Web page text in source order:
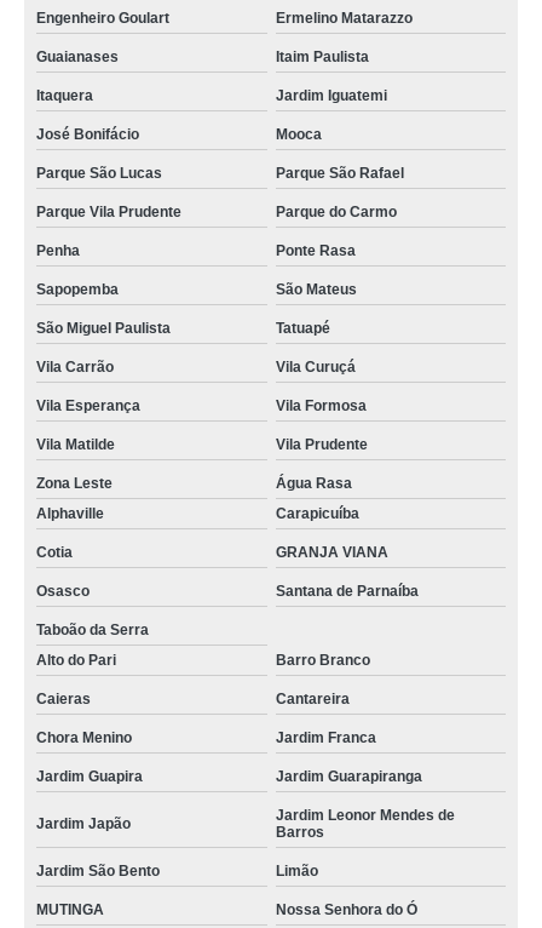
Engenheiro Goulart Ermelino Matarazzo
Guaianases Itaim Paulista
Itaquera Jardim Iguatemi
José Bonifácio Mooca
Parque São Lucas Parque São Rafael
Parque Vila Prudente Parque do Carmo
Penha Ponte Rasa
Sapopemba São Mateus
São Miguel Paulista Tatuapé
Vila Carrão Vila Curuçá
Vila Esperança Vila Formosa
Vila Matilde Vila Prudente
Zona Leste
Água Rasa
Alphaville
Carapicuíba
Cotia GRANJA VIANA
Osasco Santana de Parnaíba
Taboão da Serra
Alto do Pari
Barro Branco
Caieras Cantareira
Chora Menino Jardim Franca
Jardim Guapira Jardim Guarapiranga
Jardim Japão
Jardim Leonor Mendes de
Barros
Jardim São Bento Limão
MUTINGA Nossa Senhora do Ó